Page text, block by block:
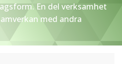
En del verksamhet
med andra